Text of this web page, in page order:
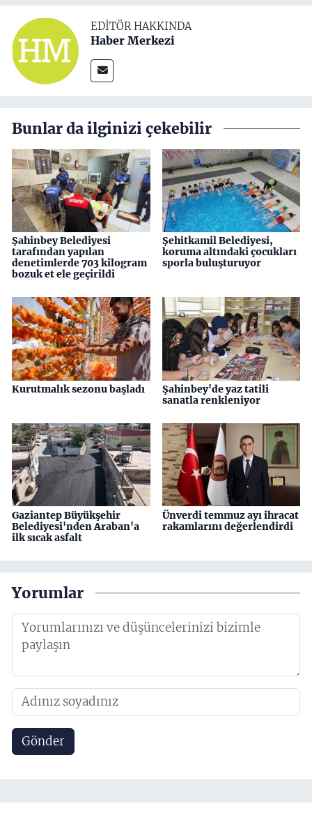
EDITÖR HAKKINDA
Haber Merkezi
Bunlar da ilginizi çekebilir
Şahinbey Belediyesi
tarafından yapılan
denetimlerde 703 kilogram
bozuk et ele geçirildi
Şehitkamil Belediyesi,
koruma altındaki çocukları
sporla buluşturuyor
Kurutmalık sezonu başladı
Şahinbey'de yaz tatili
sanatla renkleniyor
Gaziantep Büyükşehir
Belediyesi'nden Araban'a
ilk sıcak asfalt
Ünverdi temmuz ayı ihracat
rakamlarını değerlendirdi
Yorumlar
Gönder